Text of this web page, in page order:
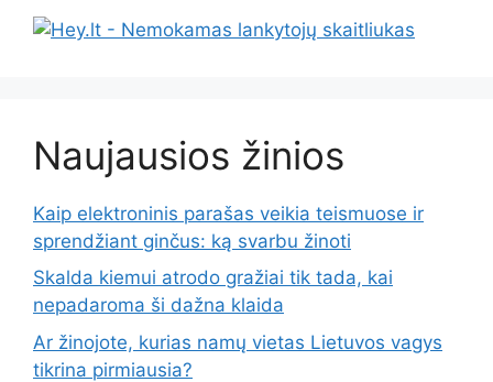
Naujausios žinios
Kaip elektroninis parašas veikia teismuose ir
sprendžiant ginčus: ką svarbu žinoti
Skalda kiemui atrodo gražiai tik tada, kai
nepadaroma ši dažna klaida
Ar žinojote, kurias namų vietas Lietuvos vagys
tikrina pirmiausia?